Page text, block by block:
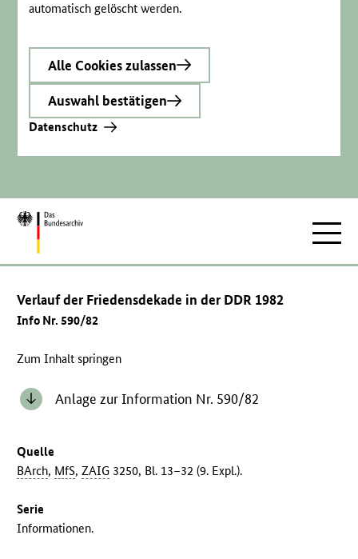
automatisch gelöscht werden.
Alle Cookies zulassen
Auswahl bestätigen
Datenschutz
Zur
Verlauf der Friedensdekade in der DDR 1982
Info Nr. 590/82
Zum Inhalt springen
Anlage zur Information Nr. 590/82
Quelle
BArch, MfS,ZAIG 3250, Bl. 13–32 (9. Expl.).
Serie
Informationen.